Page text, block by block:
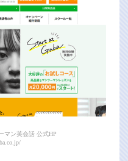
マン英会話 公式HP